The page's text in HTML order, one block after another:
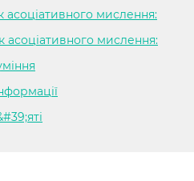
мислення:
асоціативного мислення: